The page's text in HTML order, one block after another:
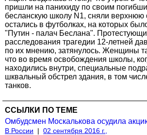
пришли на панихиду по своим
бесланскую школу N1, сняли верхнюю
остались в футболках, на которых
"Путин - палач Беслана".
расследования трагедии 12-летней
по их мнению, затянулось. Женщины
что во время освобождения школы,
находились внутри, специальные
шквальный обстрел здания, в том
танков.
ССЫЛКИ ПО ТЕМЕ
Омбудсмен Москалькова осудила
В России | 02 сентября 2016 г.,